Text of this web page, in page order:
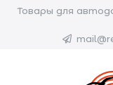
Товары для